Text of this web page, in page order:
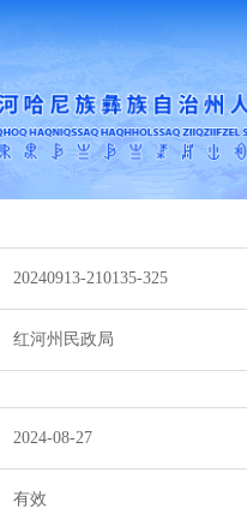
20240913-210135-325
红河州民政局
2024-08-27
有效